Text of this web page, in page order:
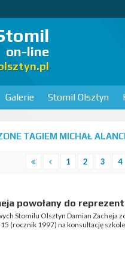
on-line
Galerie Stomil Olsztyn
TAGIEM MICHAŁ
1 2 3 4
powołany do
Stomilu Olsztyn Damian Zacheja
(rocznik 1997) na konsultację